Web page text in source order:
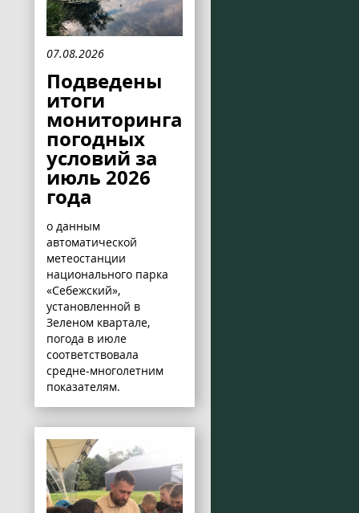
07.08.2026
Подведены
итоги
мониторинга
погодных
условий за
июль 2026
года
о данным
автоматической
метеостанции
национального парка
«Себежский»,
установленной в
Зеленом квартале,
погода в июле
соответствовала
средне-многолетним
показателям.